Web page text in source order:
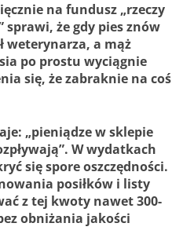
na fundusz „rzeczy
sprawi, że gdy pies znów
weterynarza, a mąż
po prostu wyciągnie
się, że zabraknie na coś
„pieniądze w sklepie
W wydatkach
się spore oszczędności.
posiłków i listy
z tej kwoty nawet 300-
obniżania jakości